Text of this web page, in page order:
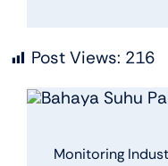
Post Views: 216
Monitoring